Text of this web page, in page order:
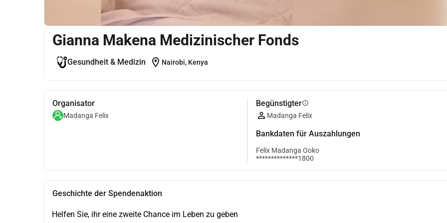
Gianna Makena Medizinischer Fonds
Gesundheit & Medizin location_on Nairobi, Kenya
Organisator
Madanga Felix
Begünstigterinfo
Madanga Felix
Bankdaten für Auszahlungen
Felix Madanga Ooko
**************1800
Geschichte der Spendenaktion
Helfen Sie, ihr eine zweite Chance im Leben zu geben